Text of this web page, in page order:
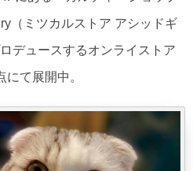
（ミツカルストア アシッドギ
デュースするオンライストア
にて展開中。